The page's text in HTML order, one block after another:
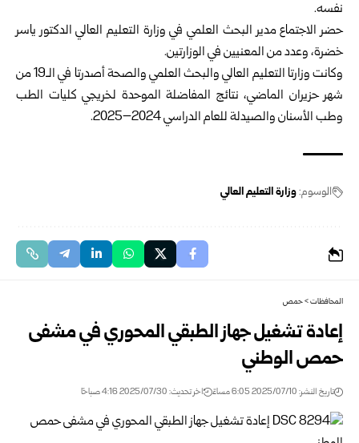
نفسه.
حضر الاجتماع مدير البحث العلمي في وزارة التعليم العالي الدكتور ياسر
خضرة، وعدد من المعنيين في الوزارتين.
وكانت وزارتا التعليم العالي والبحث العلمي والصحة أصدرتا في الـ19 من
شهر حزيران الماضي، نتائج المفاضلة الموحدة لخريجي كليات الطب
وطب الأسنان والصيدلة للعام الدراسي 2024–2025.
الوسوم:وزارة التعليم العالي
المحافظات>حمص
إعادة تشغيل جهاز الطبقي المحوري في مشفى
حمص الوطني
تاريخ النشر: 2025/07/10 6:05 مساءً اخر تحديث: 2025/07/30 4:16 صباحًا